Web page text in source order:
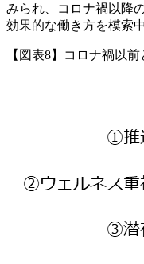
みられ、コロナ禍以降
効果的な働き方を模索
【図表8】コロナ禍以